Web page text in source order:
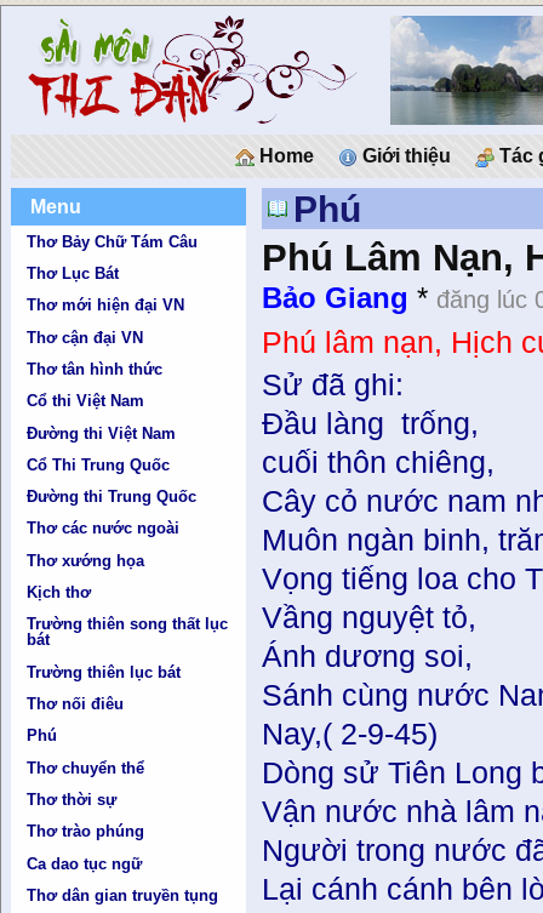
Home Giới thiệu Tác
Menu
Thơ Bảy Chữ Tám Câu
Thơ Lục Bát
Thơ mới hiện đại VN
Thơ cận đại VN
Thơ tân hình thức
Cổ thi Việt Nam
Đường thi Việt Nam
Cổ Thi Trung Quốc
Đường thi Trung Quốc
Thơ các nước ngoài
Thơ xướng họa
Kịch thơ
Trường thiên song thất lục
bát
Trường thiên lục bát
Thơ nối điêu
Phú
Thơ chuyển thể
Thơ thời sự
Thơ trào phúng
Ca dao tục ngữ
Thơ dân gian truyền tụng
Phú
Phú Lâm Nạn,
Bảo Giang * đăng lúc
Phú lâm nạn, Hịch
Sử đã ghi:
Đầu làng trống,
cuối thôn chiêng,
Cây cỏ nước nam
Muôn ngàn binh,
Vọng tiếng loa cho
Vầng nguyệt tỏ,
Ánh dương soi,
Sánh cùng nước
Nay,( 2-9-45)
Dòng sử Tiên Long
Vận nước nhà lâm
Người trong nước
Lại cánh cánh bên